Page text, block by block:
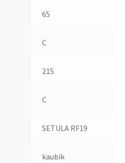
65
C
215
C
SETULA RF19
kaubik